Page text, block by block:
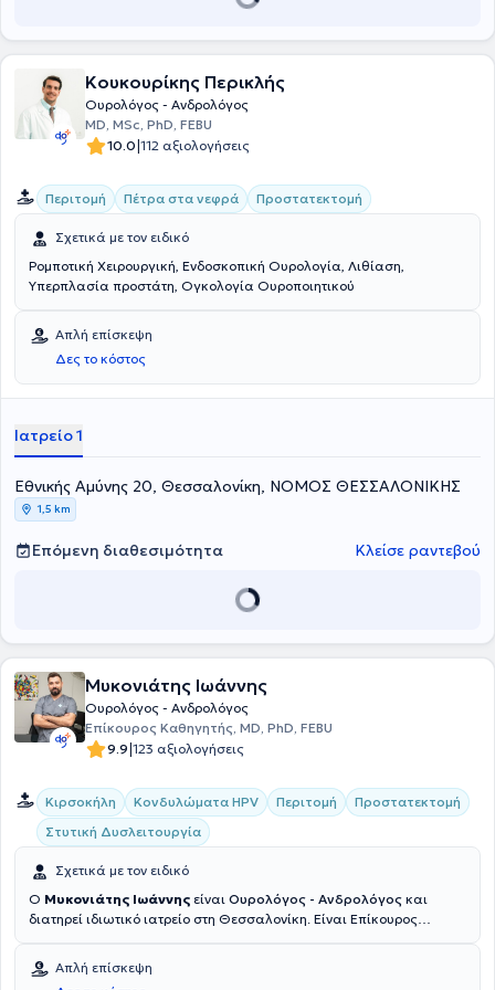
Κουκουρίκης Περικλής
Ουρολόγος - Ανδρολόγος
MD, MSc, PhD, FEBU
10.0|112 αξιολογήσεις
Περιτομή Πέτρα στα νεφρά Προστατεκτομή
Σχετικά με τον ειδικό
Ρομποτική Χειρουργική, Ενδοσκοπική Ουρολογία, Λιθίαση,
Υπερπλασία προστάτη, Ογκολογία Ουροποιητικού
Απλή επίσκεψη
Δες το κόστος
Ιατρείο 1
Εθνικής Αμύνης 20, Θεσσαλονίκη, ΝΟΜΟΣ ΘΕΣΣΑΛΟΝΙΚΗΣ
1,5 km
Επόμενη διαθεσιμότητα Κλείσε ραντεβού
Μυκονιάτης Ιωάννης
Ουρολόγος - Ανδρολόγος
Επίκουρος Καθηγητής, MD, PhD, FEBU
9.9|123 αξιολογήσεις
Κιρσοκήλη Κονδυλώματα HPV Περιτομή
Προστατεκτομή
Στυτική Δυσλειτουργία
Σχετικά με τον ειδικό
Ο Μυκονιάτης Ιωάννης είναι Ουρολόγος - Ανδρολόγος και
διατηρεί ιδιωτικό ιατρείο στη Θεσσαλονίκη. Eίναι Επίκουρος
Πανεπιστημίου Θεσσαλονίκης, ενώ προηγουμένως διετέλεσε
Επίκουρος Καθηγητής (Reader) Ανατομίας και Χειρουργικής
Απλή επίσκεψη